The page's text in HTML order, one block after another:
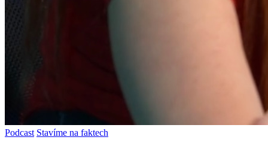
Podcast Stavíme na faktech